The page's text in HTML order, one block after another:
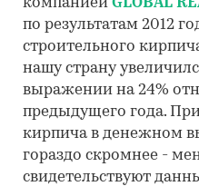
компанией GLOBAL
по результатам 2012
строительного
нашу страну
выражении на 24%
предыдущего года.
кирпича в денежном
гораздо скромнее -
свидетельствуют